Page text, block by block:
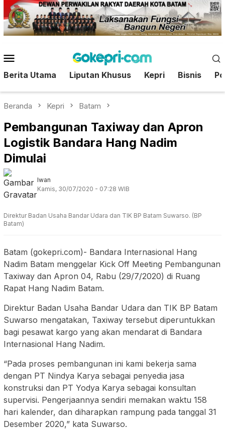
Loncat
ke
konten
Mobile
Berita Utama Liputan Khusus Kepri Bisnis
Beranda Kepri Batam
Pembangunan Taxiway dan Apron
Logistik Bandara Hang Nadim
Dimulai
Iwan
Kamis, 30/07/2020 - 07:28 WIB
Direktur Badan Usaha Bandar Udara dan TIK BP Batam Suwarso. (BP
Batam)
Batam (gokepri.com)- Bandara Internasional Hang
Nadim Batam menggelar Kick Off Meeting Pembangunan
Taxiway dan Apron 04, Rabu (29/7/2020) di Ruang
Rapat Hang Nadim Batam.
Direktur Badan Usaha Bandar Udara dan TIK BP Batam
Suwarso mengatakan, Taxiway tersebut diperuntukkan
bagi pesawat kargo yang akan mendarat di Bandara
Internasional Hang Nadim.
“Pada proses pembangunan ini kami bekerja sama
dengan PT Nindya Karya sebagai penyedia jasa
konstruksi dan PT Yodya Karya sebagai konsultan
supervisi. Pengerjaannya sendiri memakan waktu 158
hari kalender, dan diharapkan rampung pada tanggal 31
Desember 2020,” kata Suwarso.